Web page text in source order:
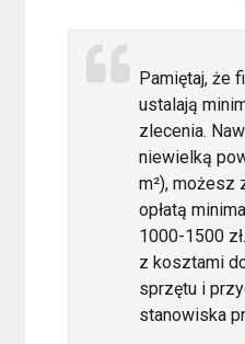
Pamiętaj, że
ustalają
zlecenia.
niewielką
m²), możesz
opłatą
1000-1500
z kosztami
sprzętu i
stanowiska